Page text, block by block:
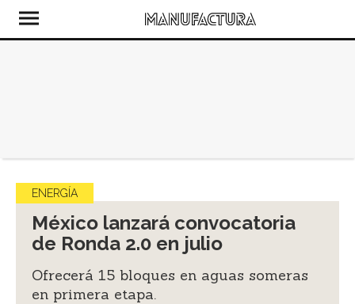
ENERGÍA
México lanzará convocatoria
de Ronda 2.0 en julio
Ofrecerá 15 bloques en aguas someras
en primera etapa.